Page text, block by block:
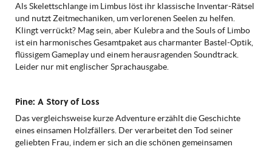
Als Skelettschlange im Limbus löst ihr klassische Inventar-Rätsel
und nutzt Zeitmechaniken, um verlorenen Seelen zu helfen.
Klingt verrückt? Mag sein, aber Kulebra and the Souls of Limbo
ist ein harmonisches Gesamtpaket aus charmanter Bastel-Optik,
flüssigem Gameplay und einem herausragenden Soundtrack.
Leider nur mit englischer Sprachausgabe.
Pine: A Story of Loss
Das vergleichsweise kurze Adventure erzählt die Geschichte
eines einsamen Holzfällers. Der verarbeitet den Tod seiner
geliebten Frau, indem er sich an die schönen gemeinsamen